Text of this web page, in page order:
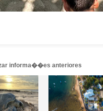
informa��es anteriores